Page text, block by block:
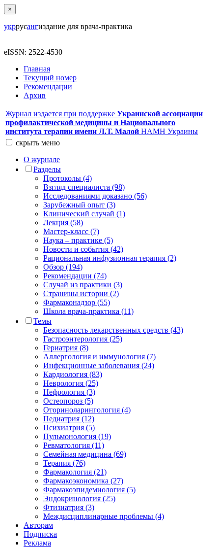
×
укррусангиздание для врача-практика
eISSN: 2522-4530
Главная
Текущий номер
Рекомендации
Архив
Журнал издается при поддержке Украинской ассоциации
профилактической медицины и Национального
института терапии имени Л.Т. Малой НАМН Украины
скрыть меню
О журнале
Разделы
Протоколы (4)
Взгляд специалиста (98)
Исследованиями доказано (56)
Зарубежный опыт (3)
Клинический случай (1)
Лекция (58)
Мастер-класс (7)
Наука – практике (5)
Новости и события (42)
Рациональная инфузионная терапия (2)
Обзор (194)
Рекомендации (74)
Случай из практики (3)
Страницы истории (2)
Фармаконадзор (55)
Школа врача-практика (11)
Темы
Безопасность лекарственных средств (43)
Гастроэнтерология (25)
Гериатрия (8)
Аллергология и иммунология (7)
Инфекционные заболевания (24)
Кардиология (83)
Неврология (25)
Нефрология (3)
Остеопороз (5)
Оториноларингология (4)
Педиатрия (12)
Психиатрия (5)
Пульмонология (19)
Ревматология (11)
Семейная медицина (69)
Терапия (76)
Фармакология (21)
Фармакоэкономика (27)
Фармакоэпидемиология (5)
Эндокринология (25)
Фтизиатрия (3)
Междисциплинарные проблемы (4)
Авторам
Подписка
Реклама